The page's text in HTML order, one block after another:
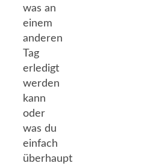
was an
einem
anderen
Tag
erledigt
werden
kann
oder
was du
einfach
überhaupt